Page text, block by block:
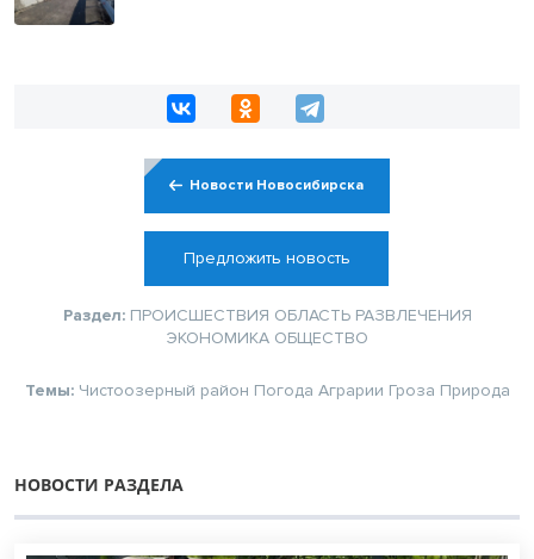
Новости Новосибирска
Предложить новость
Раздел: ПРОИСШЕСТВИЯ ОБЛАСТЬ РАЗВЛЕЧЕНИЯ
ЭКОНОМИКА ОБЩЕСТВО
Темы: Чистоозерный район Погода Аграрии Гроза Природа
НОВОСТИ РАЗДЕЛА